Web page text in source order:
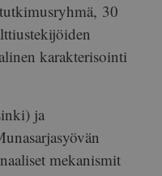
30
karakterisointi
ja
mekanismit